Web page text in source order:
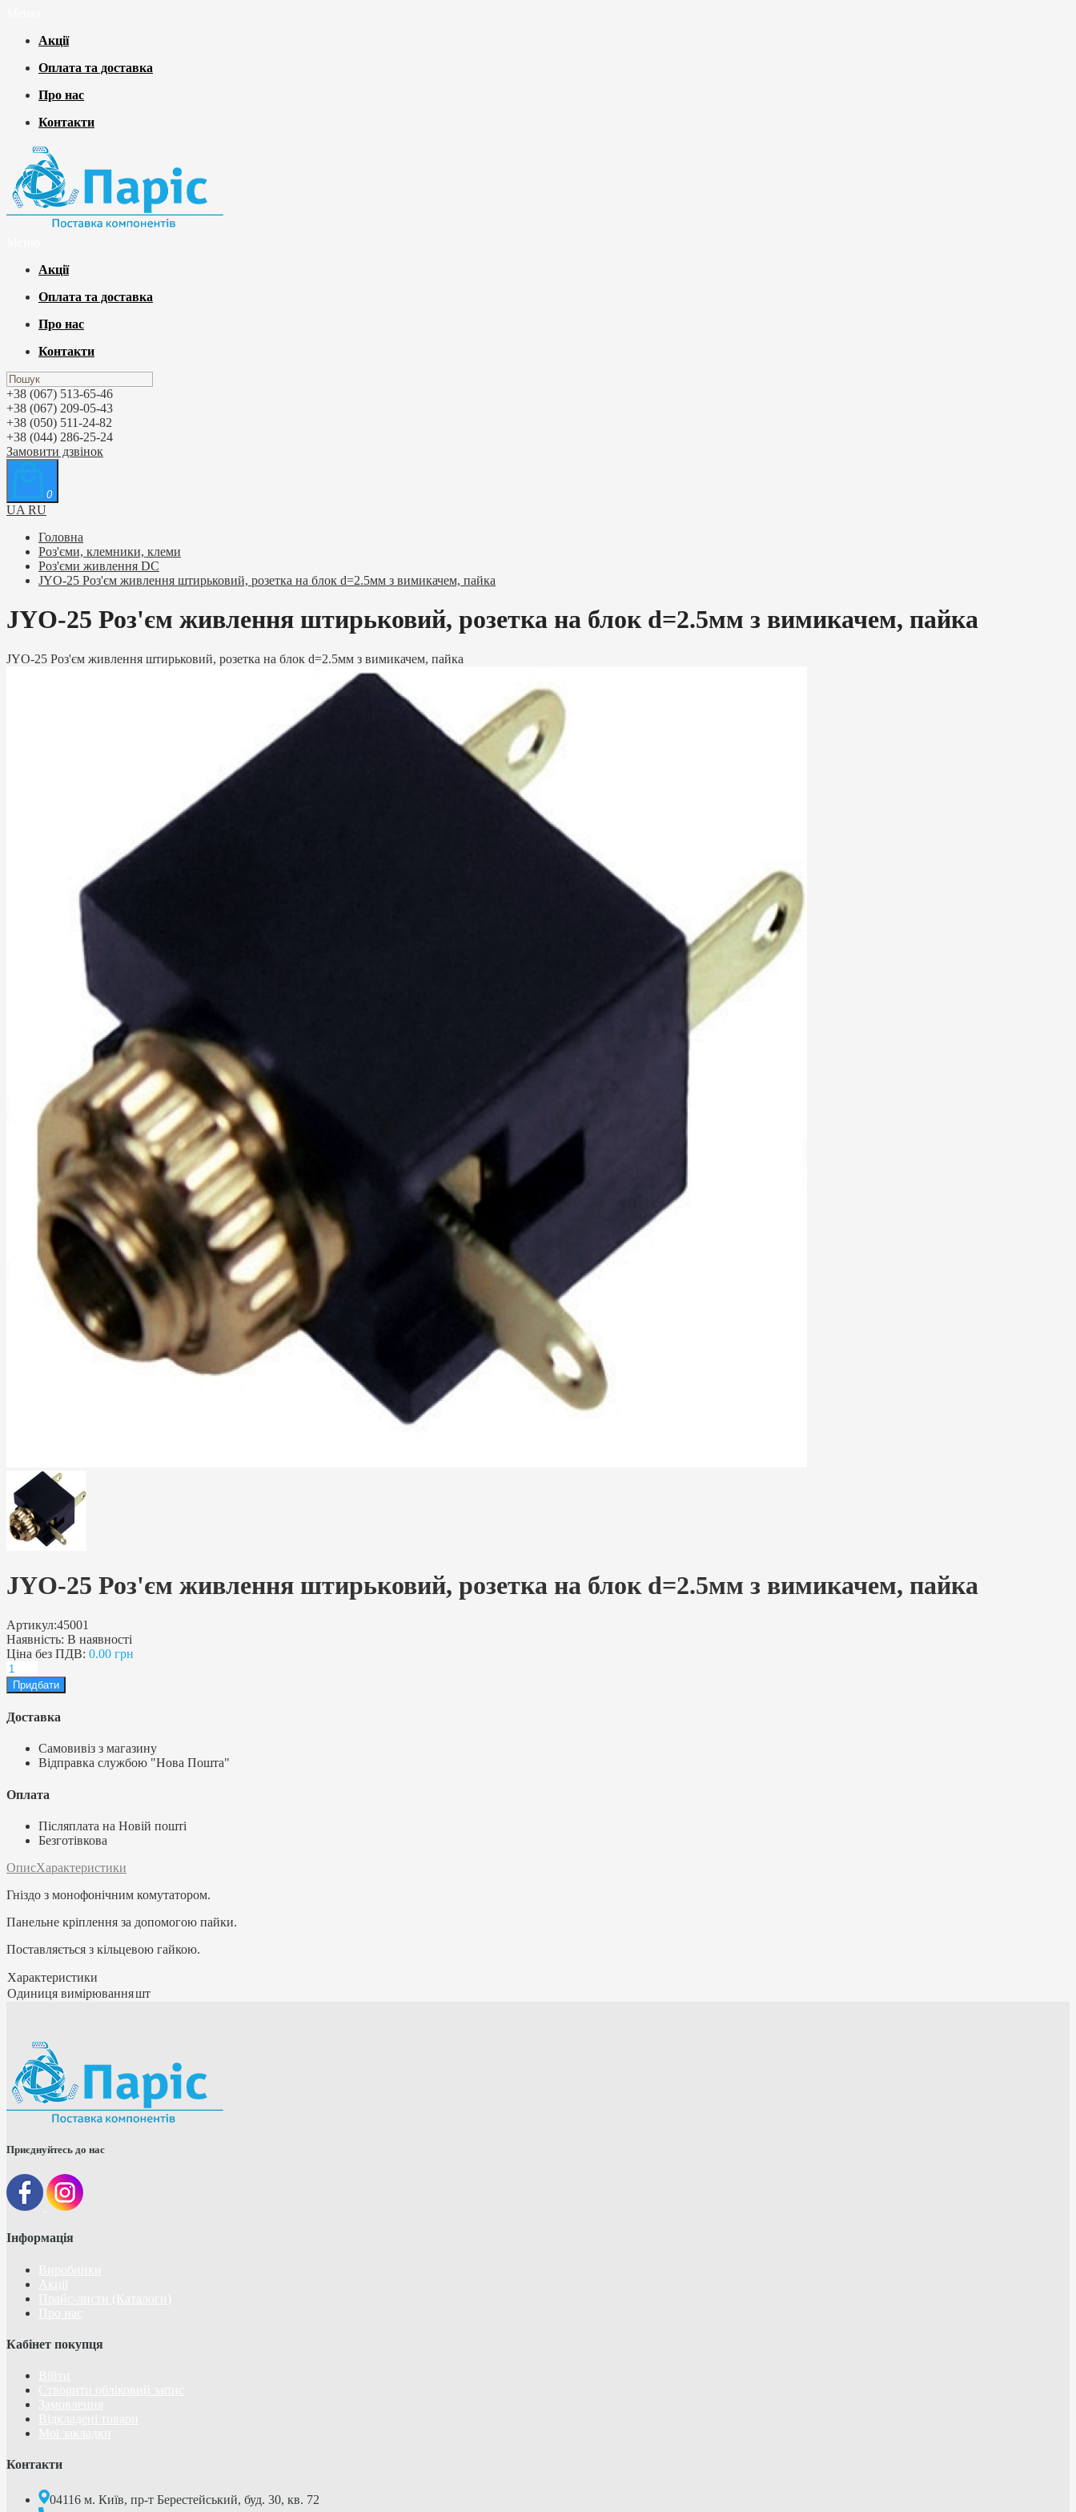
Акції
Оплата та доставка
Про нас
Контакти
Акції
Оплата та доставка
Про нас
Контакти
+38 (067) 513-65-46
+38 (067) 209-05-43
+38 (050) 511-24-82
+38 (044) 286-25-24
Замовити дзвінок
0
UA RU
Головна
Роз'єми, клемники, клеми
Роз'єми живлення DC
JYO-25 Роз'єм живлення штирьковий, розетка на блок d=2.5мм з вимикачем, пайка
JYO-25 Роз'єм живлення штирьковий, розетка на блок d=2.5мм з вимикачем, пайка
JYO-25 Роз'єм живлення штирьковий, розетка на блок d=2.5мм з вимикачем, пайка
JYO-25 Роз'єм живлення штирьковий, розетка на блок d=2.5мм з вимикачем, пайка
Артикул:45001
Наявність: В наявності
Ціна без ПДВ: 0.00 грн
Доставка
Самовивіз з магазину
Відправка службою "Нова Пошта"
Оплата
Післяплата на Новій пошті
Безготівкова
ОписХарактеристики
Гніздо з монофонічним комутатором.
Панельне кріплення за допомогою пайки.
Поставляється з кільцевою гайкою.
Характеристики
Одиниця вимірюванняшт
Приєднуйтесь до нас
Інформація
Кабінет покупця
Контакти
04116 м. Київ, пр-т Берестейський, буд. 30, кв. 72